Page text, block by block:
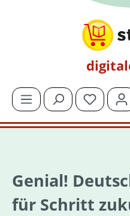
Du hast
Genial!
für Schritt